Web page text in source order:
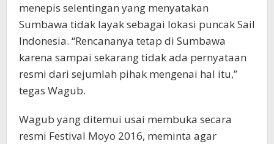
menepis selentingan yang menyatakan
Sumbawa tidak layak sebagai lokasi puncak Sail
Indonesia. “Rencananya tetap di Sumbawa
karena sampai sekarang tidak ada pernyataan
resmi dari sejumlah pihak mengenai hal itu,”
tegas Wagub.
Wagub yang ditemui usai membuka secara
resmi Festival Moyo 2016, meminta agar